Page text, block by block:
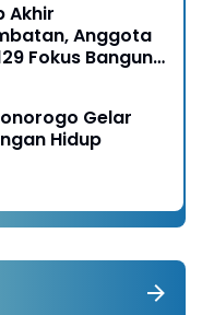
Akhir
Anggota
Fokus Bangun
Gelar
Hidup